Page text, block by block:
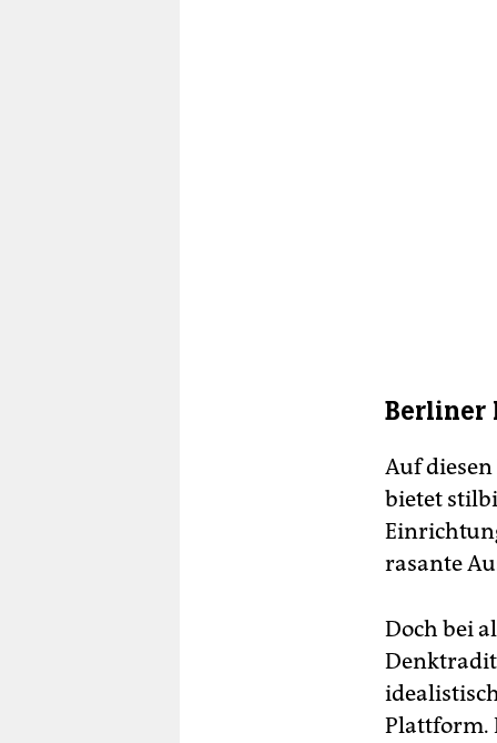
Berliner
Auf
bietet
rasante
Doch bei
Plattform.